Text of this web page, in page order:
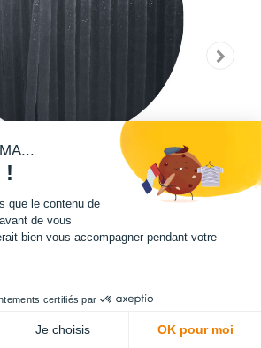
la teinte Pantone 19-4104 TPG fait partie de
filament présente une exceptionnelle qualité en
!
que le contenu de
de vous
bien vous accompagner pendant votre
certifiés par
Je choisis OK pour moi